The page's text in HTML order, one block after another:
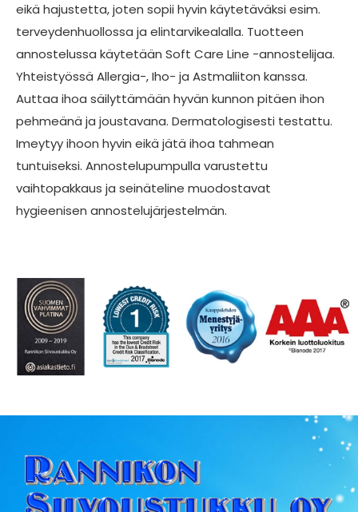
eikä hajustetta, joten sopii hyvin käytetäväksi esim.
terveydenhuollossa ja elintarvikealalla. Tuotteen
annostelussa käytetään Soft Care Line -annostelijaa.
Yhteistyössä Allergia-, Iho- ja Astmaliiton kanssa.
Auttaa ihoa säilyttämään hyvän kunnon pitäen ihon
pehmeänä ja joustavana. Dermatologisesti testattu.
Imeytyy ihoon hyvin eikä jätä ihoa tahmean
tuntuiseksi. Annostelupumpulla varustettu
vaihtopakkaus ja seinäteline muodostavat
hygieenisen annostelujärjestelmän.